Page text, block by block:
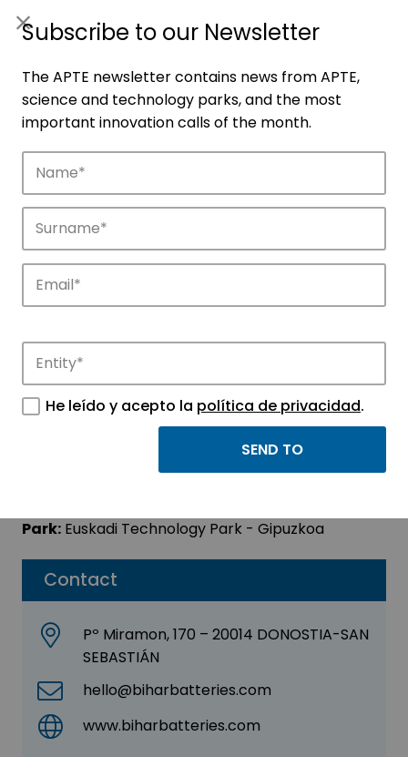
Companies
Discover the companies that drive
Contact
Pº Miramon, 170 – 20014 DONOSTIA-SAN
SEBASTIÁN
hello@biharbatteries.com
www.biharbatteries.com
BIHAR BATTERIES
Park: Euskadi Technology Park - Gipuzkoa
Subscribe to our Newsletter
The APTE newsletter contains news from APTE,
science and technology parks, and the most
important innovation calls of the month.
He leído y acepto la política de privacidad.